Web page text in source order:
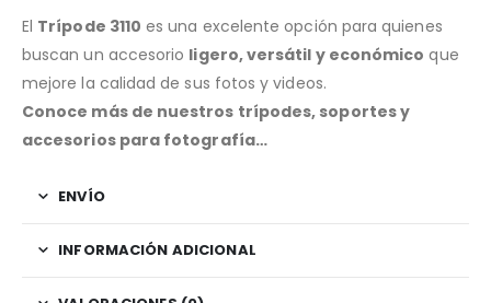
El Trípode 3110 es una excelente opción para quienes
buscan un accesorio ligero, versátil y económico que
mejore la calidad de sus fotos y videos.
Conoce más de nuestros trípodes, soportes y
accesorios para fotografía…
ENVÍO
INFORMACIÓN ADICIONAL